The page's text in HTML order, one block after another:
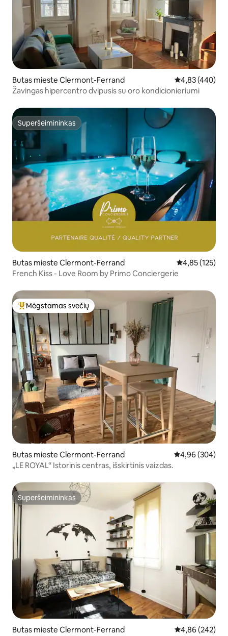
Butas mieste Clermont-Ferrand Vidutinis
4,83 (440)
Žavingas hipercentro dvipusis su oro kondicionieriumi
Superšeimininkas
Superšeimininkas
Butas mieste Clermont-Ferrand Vidutinis
4,85 (125)
French Kiss - Love Room by Primo Conciergerie
Svečių mėgstamiausias
Mėgstamas svečių
Butas mieste Clermont-Ferrand Vidutinis
4,96 (304)
„LE ROYAL“ Istorinis centras, išskirtinis vaizdas.
Superšeimininkas
Superšeimininkas
Butas mieste Clermont-Ferrand Vidutinis
4,86 (242)